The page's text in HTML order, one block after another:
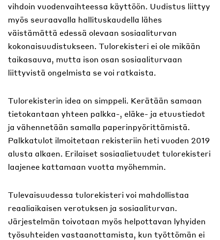
vihdoin vuodenvaihteessa käyttöön. Uudistus liittyy
myös seuraavalla hallituskaudella lähes
väistämättä edessä olevaan sosiaaliturvan
kokonaisuudistukseen. Tulorekisteri ei ole mikään
taikasauva, mutta ison osan sosiaaliturvaan
liittyvistä ongelmista se voi ratkaista.
Tulorekisterin idea on simppeli. Kerätään samaan
tietokantaan yhteen palkka-, eläke- ja etuustiedot
ja vähennetään samalla paperinpyörittämistä.
Palkkatulot ilmoitetaan rekisteriin heti vuoden 2019
alusta alkaen. Erilaiset sosiaalietuudet tulorekisteri
laajenee kattamaan vuotta myöhemmin.
Tulevaisuudessa tulorekisteri voi mahdollistaa
reaaliaikaisen verotuksen ja sosiaaliturvan.
Järjestelmän toivotaan myös helpottavan lyhyiden
työsuhteiden vastaanottamista, kun työttömän ei